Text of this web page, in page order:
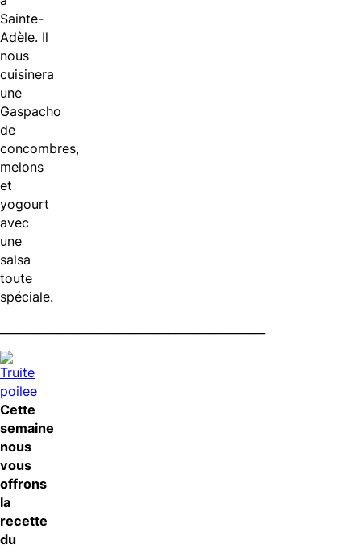
Sainte-
Adèle. Il
nous
cuisinera
une
Gaspacho
de
concombres,
melons
et
yogourt
avec
une
salsa
toute
spéciale.
Cette
semaine
nous
vous
offrons
la
recette
du